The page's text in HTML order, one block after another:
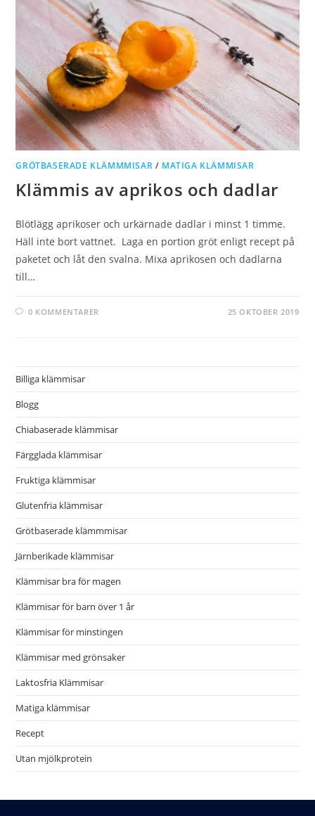
GRÖTBASERADE KLÄMMMISAR / MATIGA KLÄMMISAR
Klämmis av aprikos och dadlar
Blötlägg aprikoser och urkärnade dadlar i minst 1 timme.
Häll inte bort vattnet. Laga en portion gröt enligt recept på
paketet och låt den svalna. Mixa aprikosen och dadlarna
till…
0 KOMMENTARER 25 OKTOBER 2019
Billiga klämmisar
Blogg
Chiabaserade klämmisar
Färgglada klämmisar
Fruktiga klämmisar
Glutenfria klämmisar
Grötbaserade klämmmisar
Järnberikade klämmisar
Klämmisar bra för magen
Klämmisar för barn över 1 år
Klämmisar för minstingen
Klämmisar med grönsaker
Laktosfria Klämmisar
Matiga klämmisar
Recept
Utan mjölkprotein